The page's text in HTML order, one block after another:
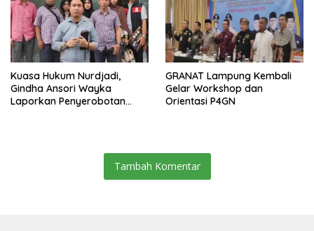
Kuasa Hukum Nurdjadi,
Gindha Ansori Wayka
Laporkan Penyerobotan
GRANAT Lampung Kembali
Gelar Workshop dan
Orientasi P4GN
Tambah Komentar